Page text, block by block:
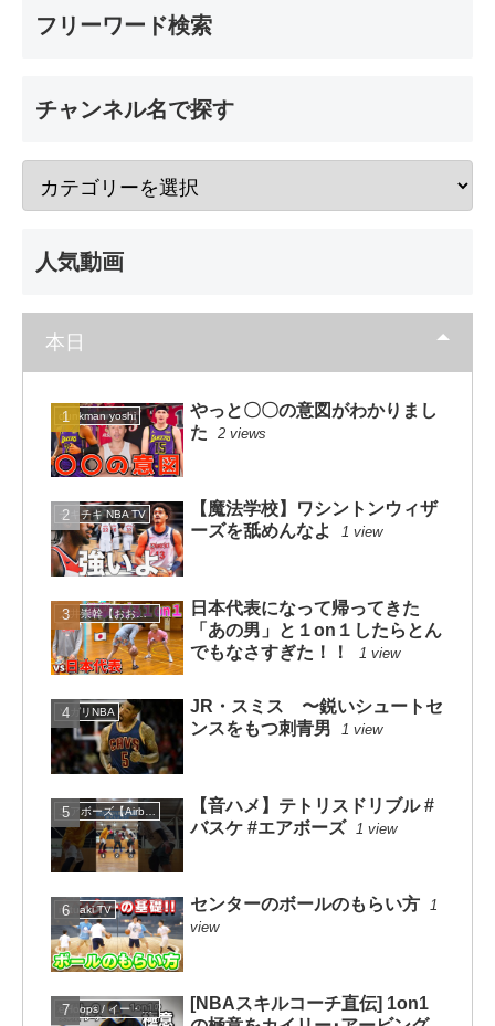
フリーワード検索
チャンネル名で探す
人気動画
本日
dunkman yoshi
やっと〇〇の意図がわかりまし
た
2 views
チキチキ NBA TV
【魔法学校】ワシントンウィザ
ーズを舐めんなよ
1 view
大井崇幹【おおいたかよし】
日本代表になって帰ってきた
「あの男」と１on１したらとん
でもなさすぎた！！
1 view
ソガリNBA
JR・スミス 〜鋭いシュートセ
ンスをもつ刺青男
1 view
【音ハメ】テトリスドリブル #
バスケ #エアボーズ
1 view
mituaki TV センターのボールのもらい方 1
view
eHoops / イー・フープス
[NBAスキルコーチ直伝] 1on1